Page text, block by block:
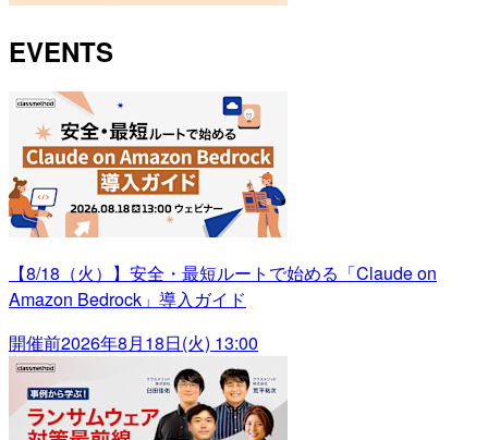
EVENTS
【8/18（火）】安全・最短ルートで始める「Claude on
Amazon Bedrock」導入ガイド
開催前2026年8月18日(火) 13:00